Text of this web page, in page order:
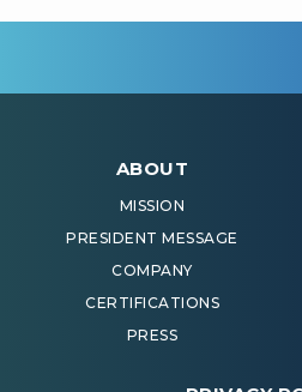
ABOUT
MISSION
PRESIDENT MESSAGE
COMPANY
CERTIFICATIONS
PRESS